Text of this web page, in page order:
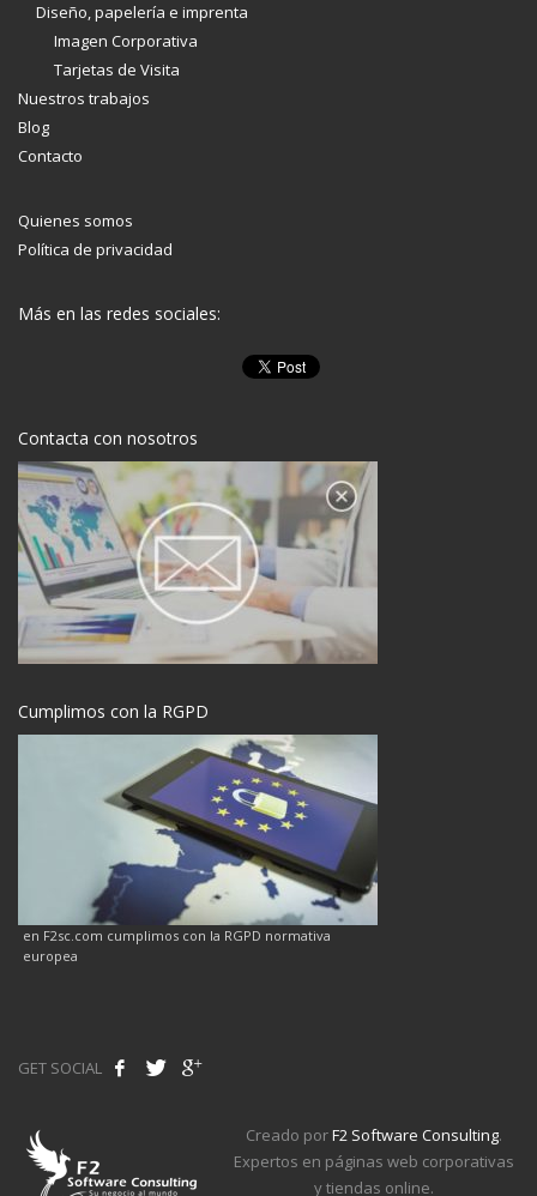
Diseño, papelería e imprenta
Imagen Corporativa
Tarjetas de Visita
Nuestros trabajos
Blog
Contacto
Quienes somos
Política de privacidad
Más en las redes sociales:
Contacta con nosotros
Cumplimos con la RGPD
en F2sc.com cumplimos con la RGPD normativa
europea
GET SOCIAL
Creado porF2 Software Consulting.
Expertos en páginas web corporativas
y tiendas online.